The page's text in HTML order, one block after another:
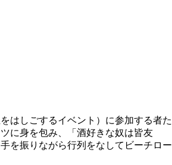
はしごするイベント）に参加する者た
に身を包み、「酒好きな奴は皆友
を振りながら行列をなしてビーチロー